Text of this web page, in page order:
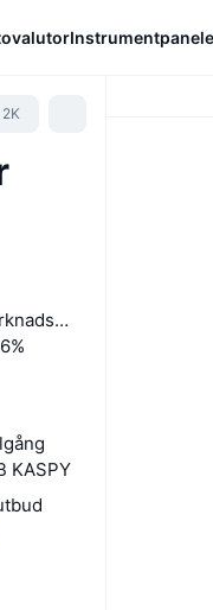
2K
(24h)
KASPY